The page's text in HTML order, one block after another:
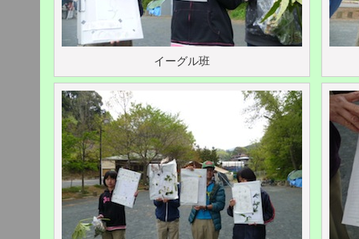
イーグル班